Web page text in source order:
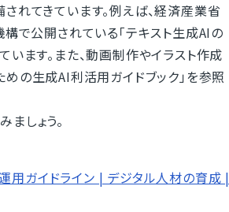
れてきています。例えば、経済産業省
で公開されている「テキスト生成AIの
います。また、動画制作やイラスト作成
の生成AI利活用ガイドブック」を参照
しょう。
用ガイドライン | デジタル人材の育成 |